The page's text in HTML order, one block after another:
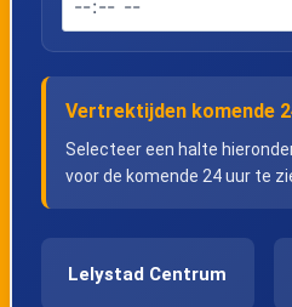
Vertrektijden komende
Selecteer een halte
voor de komende 24 uur te
Lelystad Centrum